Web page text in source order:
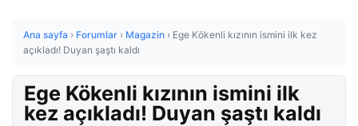
Ana sayfa › Forumlar › Magazin › Ege Kökenli kızının ismini ilk kez
açıkladı! Duyan şaştı kaldı
Ege Kökenli kızının ismini ilk
kez açıkladı! Duyan şaştı kaldı